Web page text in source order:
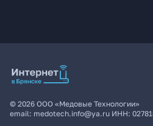
© 2026 ООО «Медовые Технологии»
email: medotech.info@ya.ru ИНН: